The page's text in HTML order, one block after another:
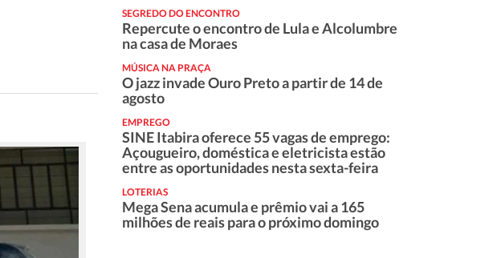
SEGREDO DO ENCONTRO
Repercute o encontro de Lula e Alcolumbre
na casa de Moraes
MÚSICA NA PRAÇA
O jazz invade Ouro Preto a partir de 14 de
agosto
EMPREGO
SINE Itabira oferece 55 vagas de emprego:
Açougueiro, doméstica e eletricista estão
entre as oportunidades nesta sexta-feira
LOTERIAS
Mega Sena acumula e prêmio vai a 165
milhões de reais para o próximo domingo